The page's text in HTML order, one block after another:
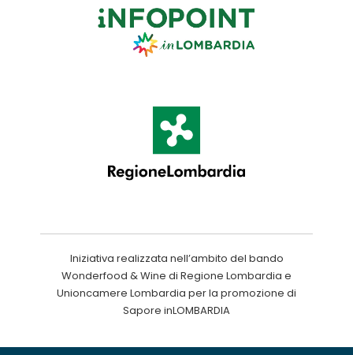
Iniziativa realizzata nell’ambito del bando
Wonderfood & Wine di Regione Lombardia e
Unioncamere Lombardia per la promozione di
Sapore inLOMBARDIA